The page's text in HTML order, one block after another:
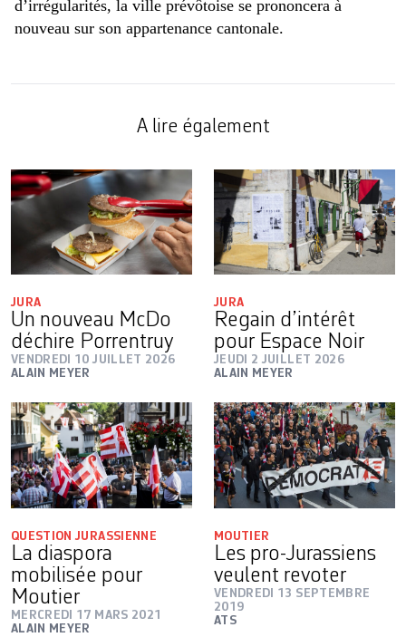
d’irrégularités, la ville prévôtoise se prononcera à
nouveau sur son appartenance cantonale.
A lire également
JURA
Un nouveau McDo
déchire Porrentruy
VENDREDI 10 JUILLET 2026
ALAIN MEYER
JURA
Regain d’intérêt
pour Espace Noir
JEUDI 2 JUILLET 2026
ALAIN MEYER
QUESTION JURASSIENNE
La diaspora
mobilisée pour
Moutier
MERCREDI 17 MARS 2021
ALAIN MEYER
MOUTIER
Les pro-Jurassiens
veulent revoter
VENDREDI 13 SEPTEMBRE
2019
ATS